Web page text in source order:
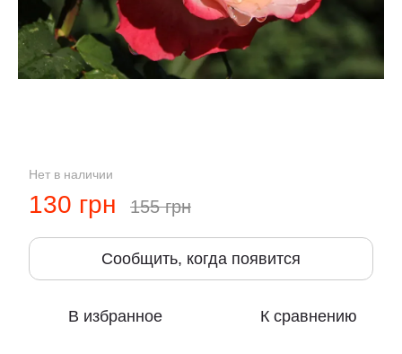
Нет в наличии
130 грн 155 грн
Сообщить, когда появится
В избранное К сравнению